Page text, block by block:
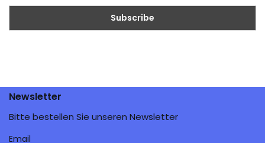
Newsletter
Bitte bestellen Sie unseren Newsletter
Email